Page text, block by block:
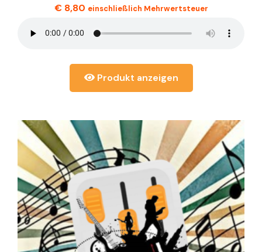
€8,80 einschließlich Mehrwertsteuer
Produkt anzeigen